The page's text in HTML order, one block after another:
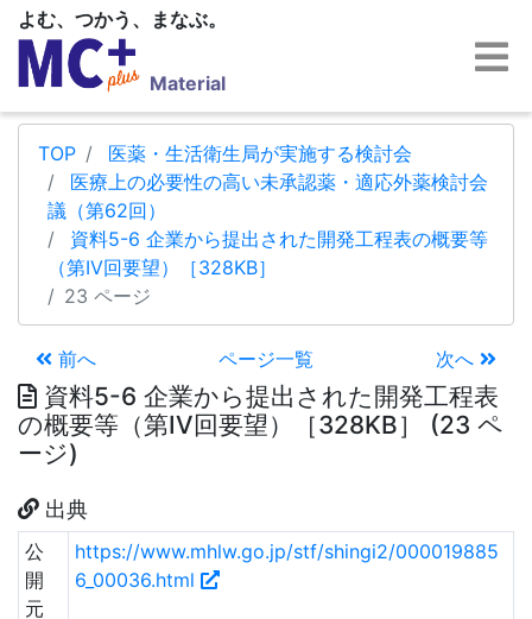
よむ、つかう、まなぶ。
Material
TOP
医薬・生活衛生局が実施する検討会
医療上の必要性の高い未承認薬・適応外薬検討会
議（第62回）
資料5-6 企業から提出された開発工程表の概要等
（第IV回要望）［328KB］
23 ページ
前へ ページ一覧 次へ
資料5-6 企業から提出された開発工程表
の概要等（第IV回要望）［328KB］ (23 ペ
ージ)
出典
公
開
元
https://www.mhlw.go.jp/stf/shingi2/000019885
6_00036.html